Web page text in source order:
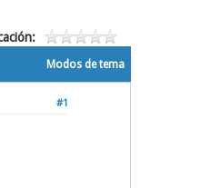
Modos de tema
#1